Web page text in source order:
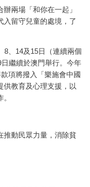
兩場「和你在一起」
入留守兒童的處境，了
8、14及15日（連續兩個
繼續於澳門舉行。今年
項將撥入「樂施會中國
供教育及心理支援，以
推動民眾力量，消除貧